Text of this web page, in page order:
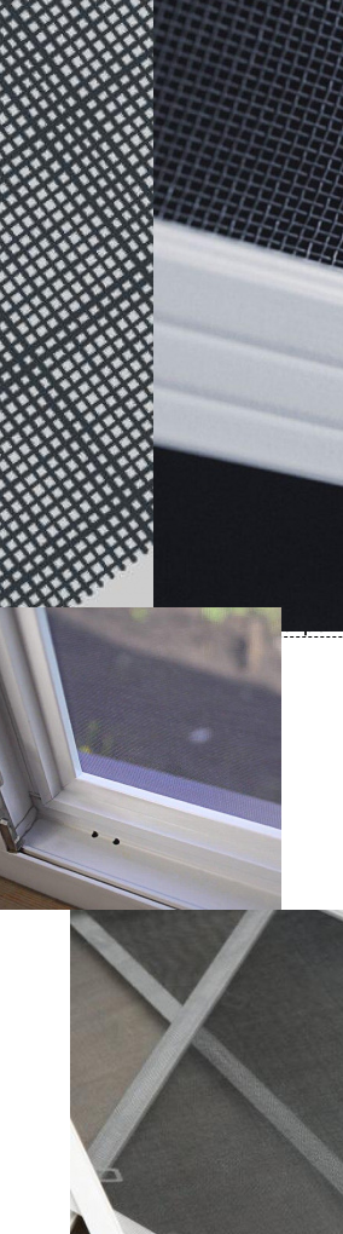
«Антиптица» можно с
проникновение птиц,
Металлическое полотно с
высокой прочностью,
легко очищается водой под
размерам
ключ